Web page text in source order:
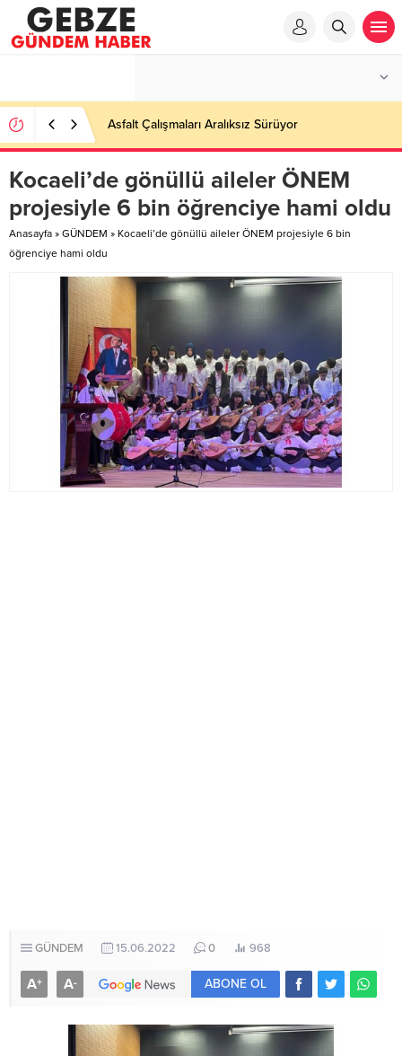
Ortaöğretime Geçiş Tercih ve Yerleştirme Kılavuzu
yayımlandı – Nefes Gazetesi – Kocaeli Haber
Kocaeli’de gönüllü aileler ÖNEM
projesiyle 6 bin öğrenciye hami oldu
Anasayfa » GÜNDEM » Kocaeli’de gönüllü aileler ÖNEM projesiyle 6 bin
öğrenciye hami oldu
GÜNDEM 15.06.2022 0 968
A+ A- ABONE OL